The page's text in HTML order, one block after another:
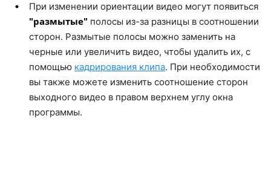
При изменении ориентации видео могут появиться
"размытые" полосы из-за разницы в соотношении
сторон. Размытые полосы можно заменить на
черные или увеличить видео, чтобы удалить их, с
помощью кадрирования клипа. При необходимости
вы также можете изменить соотношение сторон
выходного видео в правом верхнем углу окна
программы.